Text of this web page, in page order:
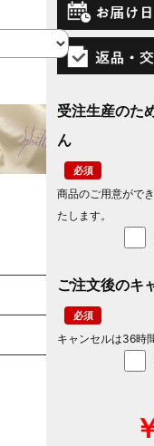
受注生産のた
ん
商品のご用意がで
たします。
ご注文後のキ
キャンセルは36時